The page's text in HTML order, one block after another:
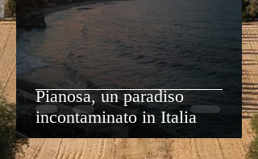
Pianosa, un paradiso
incontaminato in Italia